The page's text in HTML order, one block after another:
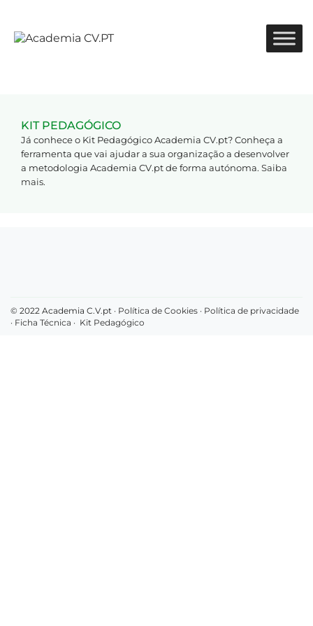
KIT PEDAGÓGICO
Já conhece o Kit Pedagógico Academia CV.pt? Conheça a
ferramenta que vai ajudar a sua organização a desenvolver
a metodologia Academia CV.pt de forma autónoma. Saiba
mais.
© 2022 Academia C.V.pt · Política de Cookies · Política de privacidade
· Ficha Técnica · Kit Pedagógico